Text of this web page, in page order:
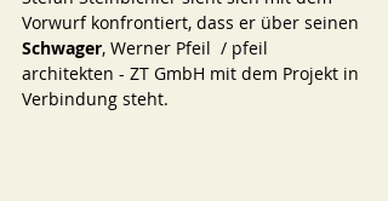
Vorwurf konfrontiert, dass er über seinen
Schwager, Werner Pfeil  / pfeil
architekten - ZT GmbH mit dem Projekt in
Verbindung steht.